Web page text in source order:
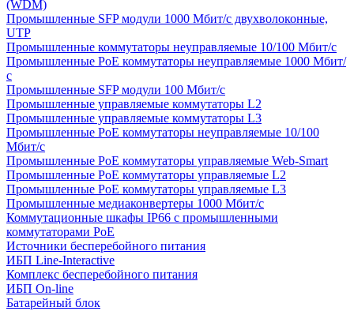
(WDM)
Промышленные SFP модули 1000 Мбит/c двухволоконные,
UTP
Промышленные коммутаторы неуправляемые 10/100 Мбит/с
Промышленные PoE коммутаторы неуправляемые 1000 Мбит/
с
Промышленные SFP модули 100 Мбит/c
Промышленные управляемые коммутаторы L2
Промышленные управляемые коммутаторы L3
Промышленные PoE коммутаторы неуправляемые 10/100
Мбит/с
Промышленные PoE коммутаторы управляемые Web-Smart
Промышленные PoE коммутаторы управляемые L2
Промышленные PoE коммутаторы управляемые L3
Промышленные медиаконвертеры 1000 Мбит/с
Коммутационные шкафы IP66 c промышленными
коммутаторами PoE
Источники бесперебойного питания
ИБП Line-Interactive
Комплекс бесперебойного питания
ИБП On-line
Батарейный блок